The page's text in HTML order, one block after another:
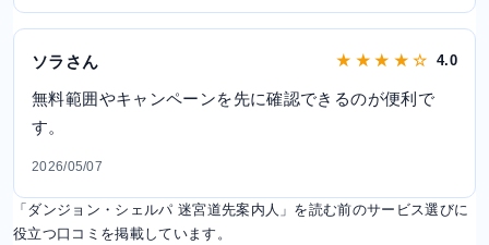
ソラさん ★ ★ ★ ★ ☆ 4.0
無料範囲やキャンペーンを先に確認できるのが便利で
す。
2026/05/07
「ダンジョン・シェルパ 迷宮道先案内人」を読む前のサービス選びに
役立つ口コミを掲載しています。